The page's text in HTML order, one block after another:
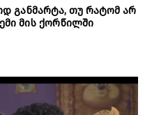
განმარტა, თუ რატომ არ
მის ქორწილში